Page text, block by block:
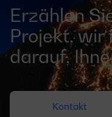
Erzählen
Projekt, wir
darauf,
Kontakt